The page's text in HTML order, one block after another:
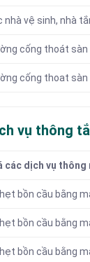
nhà vệ sinh, nhà
cống thoát sàn
cống thoat
vụ thông
các dịch vụ
bồn cầu bằng
bồn cầu bằng
bồn cầu bằng